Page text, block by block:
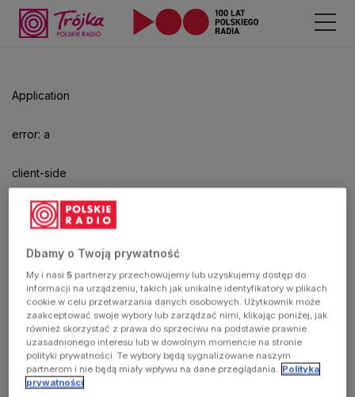
Application
error: a
client-side
exception
has
occurred
(see the
browser
Dbamy o Twoją prywatność
My i nasi5 partnerzy przechowujemy lub uzyskujemy dostęp do
informacji na urządzeniu, takich jak unikalne identyfikatory w plikach
cookie w celu przetwarzania danych osobowych. Użytkownik może
zaakceptować swoje wybory lub zarządzać nimi, klikając poniżej, jak
również skorzystać z prawa do sprzeciwu na podstawie prawnie
uzasadnionego interesu lub w dowolnym momencie na stronie
polityki prywatności. Te wybory będą sygnalizowane naszym
partnerom i nie będą miały wpływu na dane przeglądania. Polityka
prywatności